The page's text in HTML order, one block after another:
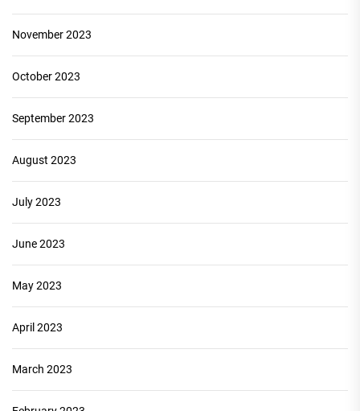
November 2023
October 2023
September 2023
August 2023
July 2023
June 2023
May 2023
April 2023
March 2023